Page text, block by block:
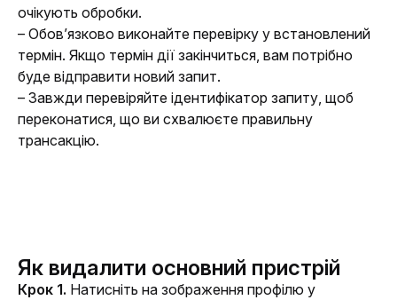
очікують обробки.
– Обов’язково виконайте перевірку у встановлений
термін. Якщо термін дії закінчиться, вам потрібно
буде відправити новий запит.
– Завжди перевіряйте ідентифікатор запиту, щоб
переконатися, що ви схвалюєте правильну
трансакцію.
Як видалити основний пристрій
Крок 1. Натисніть на зображення профілю у